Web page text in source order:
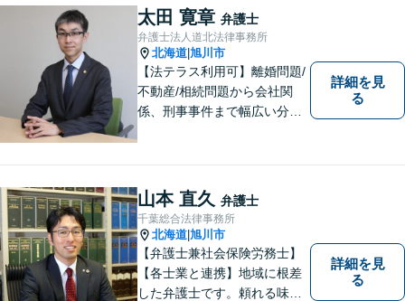
日祝もメール受付中です。お
困りごとがあれば、お気軽に
ご相談ください。【バリアフ
リー】
太田 寛章 弁護士
弁護士法人道北法律事務所
北海道 旭川市
【法テラス利用可】離婚問題/
不動産/相続問題から会社関
係、刑事事件まで幅広い分野
て、身近な相談相手となるこ
とを目指しております。お困
りの際は、お気軽にご相談く
ださい。
詳細を見
る
山本 直久 弁護士
千葉総合法律事務所
北海道 旭川市
【弁護士兼社会保険労務士】
【各士業と連携】地域に根差
した弁護士です。頼れる味方
詳細を見
る